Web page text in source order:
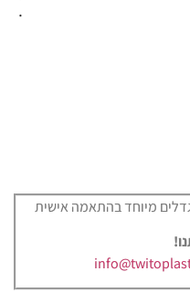
.
מיוחד בהתאמה אישית